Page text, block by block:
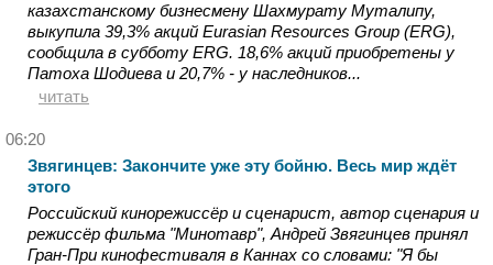
казахстанскому бизнесмену Шахмурату Муталипу,
выкупила 39,3% акций Eurasian Resources Group (ERG),
сообщила в субботу ERG. 18,6% акций приобретены у
Патоха Шодиева и 20,7% - у наследников...
читать
06:20
Звягинцев: Закончите уже эту бойню. Весь мир ждёт
этого
Российский кинорежиссёр и сценарист, автор сценария и
режиссёр фильма "Минотавр", Андрей Звягинцев принял
Гран-При кинофестиваля в Каннах со словами: "Я бы